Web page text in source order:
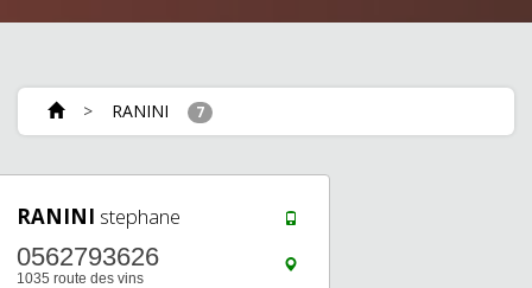
> RANINI 7
RANINI stephane
0562793626
1035 route des vins